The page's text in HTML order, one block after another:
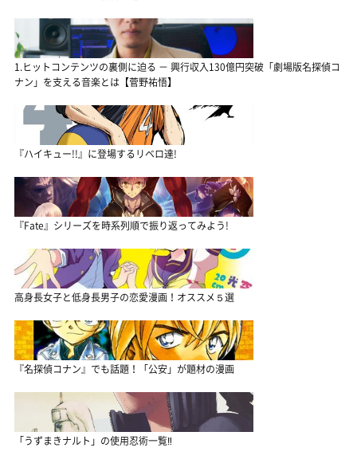
1.ヒットコンテンツの裏側に迫る － 興行収入130億円突破「劇場版名探偵コ
ナン」を支える音楽とは【菅野祐悟】
『ハイキュー!!』に登場するリベロ達!
『Fate』シリーズを時系列順で振り返ってみよう!
高身長女子と低身長男子の恋愛漫画！オススメ５選
『名探偵コナン』でも話題！「公安」が題材の漫画
「うずまきナルト」の使用忍術一覧‼